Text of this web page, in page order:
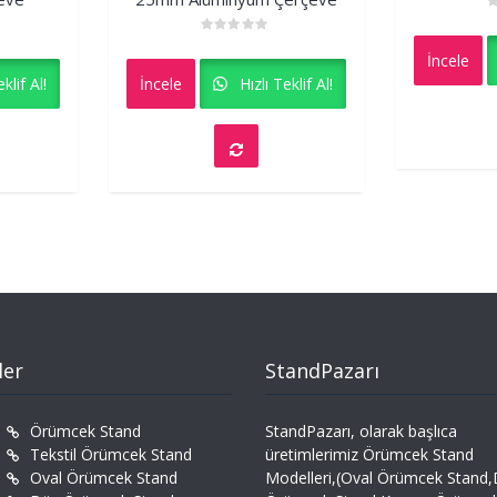
Al!
0
of
İncele Hızlı Teklif Al!
0
İncele
Örümcek Stand
Tekstil Örümcek Stand
Oval Örümcek Stand
StandPazarı
StandPazarı, olarak başlıca
üretimlerimiz Örümcek Stand
Modelleri,(Oval Örümcek